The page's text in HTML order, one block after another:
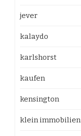
jever
kalaydo
karlshorst
kaufen
kensington
klein immobilien